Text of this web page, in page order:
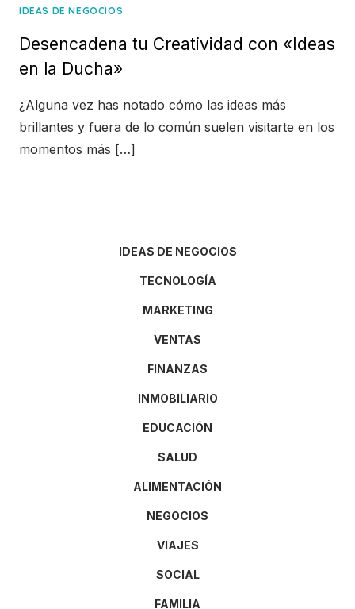
IDEAS DE NEGOCIOS
Desencadena tu Creatividad con «Ideas
en la Ducha»
¿Alguna vez has notado cómo las ideas más
brillantes y fuera de lo común suelen visitarte en los
momentos más […]
IDEAS DE NEGOCIOS
TECNOLOGÍA
MARKETING
VENTAS
FINANZAS
INMOBILIARIO
EDUCACIÓN
SALUD
ALIMENTACIÓN
NEGOCIOS
VIAJES
SOCIAL
FAMILIA